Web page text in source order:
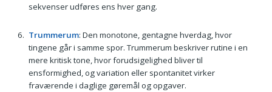
sekvenser udføres ens hver gang.
Trummerum: Den monotone, gentagne hverdag, hvor
tingene går i samme spor. Trummerum beskriver rutine i en
mere kritisk tone, hvor forudsigelighed bliver til
ensformighed, og variation eller spontanitet virker
fraværende i daglige gøremål og opgaver.